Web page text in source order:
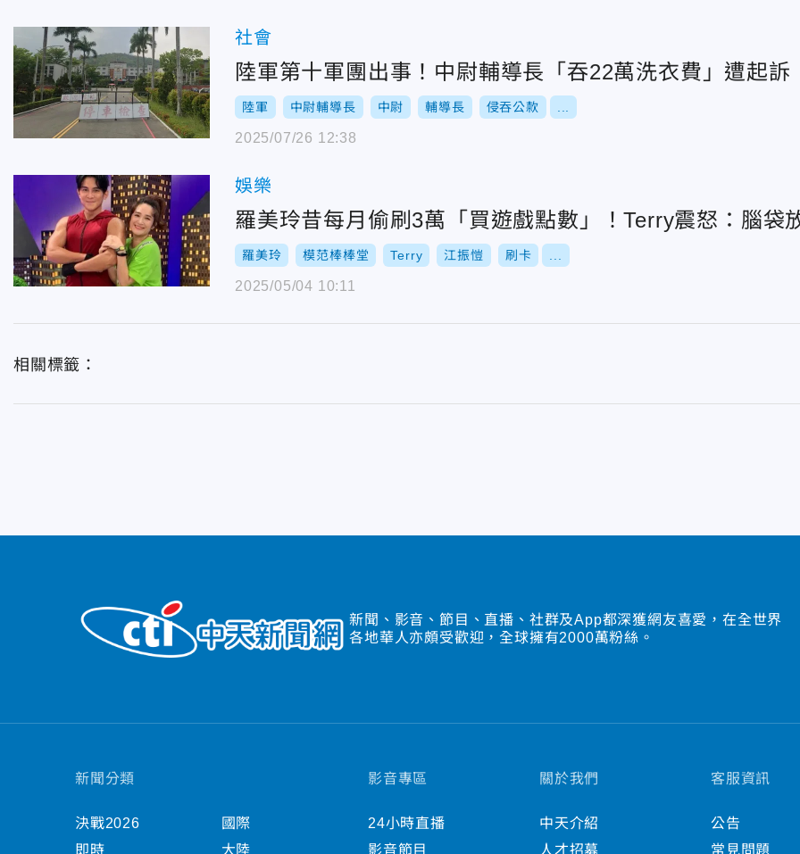
社會
陸軍第十軍團出事！中尉輔導長「吞22萬洗衣費」遭起訴
陸軍 中尉輔導長 中尉 輔導長 侵吞公款
2025/07/26 12:38
娛樂
羅美玲昔每月偷刷3萬「買遊戲點數」！Terry震怒：腦袋
羅美玲 模范棒棒堂 Terry 江振愷 刷卡
2025/05/04 10:11
相關標籤：
新聞、影音、節目、直播、社群及App都深獲網友喜愛，在全世界
各地華人亦頗受歡迎，全球擁有2000萬粉絲。
新聞分類
決戰2026
即時
國際
大陸
影音專區
24小時直播
影音節目
關於我們
中天介紹
人才招募
客服資訊
公告
常見問題